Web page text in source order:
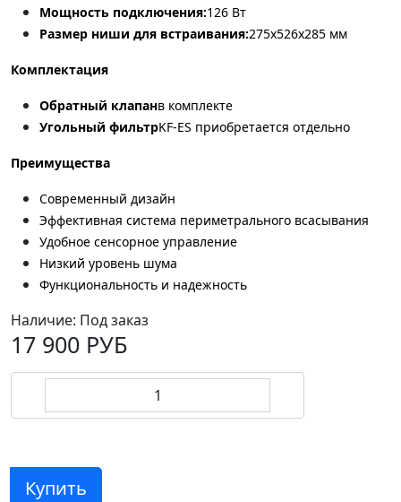
Мощность подключения:126 Вт
Размер ниши для встраивания:275х526х285 мм
Комплектация
Обратный клапанв комплекте
Угольный фильтрKF-ES приобретается отдельно
Преимущества
Современный дизайн
Эффективная система периметрального всасывания
Удобное сенсорное управление
Низкий уровень шума
Функциональность и надежность
Наличие: Под заказ
17 900 РУБ
Купить